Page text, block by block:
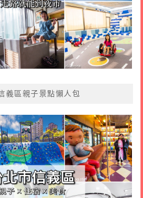
義區親子景點懶人包